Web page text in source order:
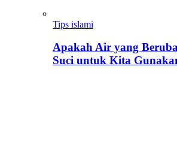
Tips islami
Apakah Air yang
Suci untuk Kita